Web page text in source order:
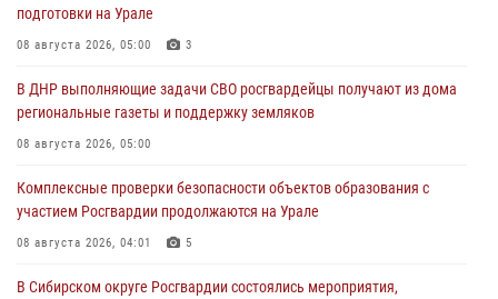
подготовки на Урале
08 августа 2026, 05:00 3
В ДНР выполняющие задачи СВО росгвардейцы получают из дома
региональные газеты и поддержку земляков
08 августа 2026, 05:00
Комплексные проверки безопасности объектов образования с
участием Росгвардии продолжаются на Урале
08 августа 2026, 04:01 5
В Сибирском округе Росгвардии состоялись мероприятия,